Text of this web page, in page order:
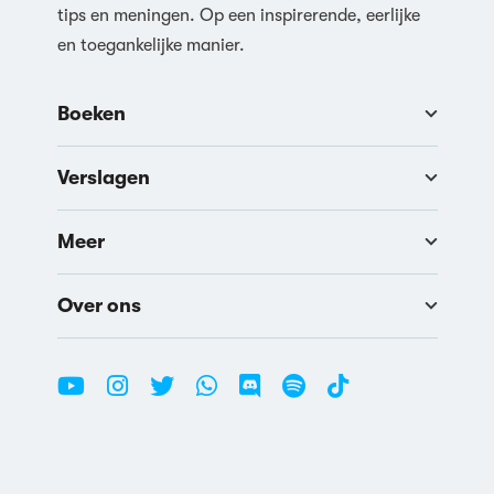
tips en meningen. Op een inspirerende, eerlijke
en toegankelijke manier.
Boeken
Verslagen
Meer
Over ons